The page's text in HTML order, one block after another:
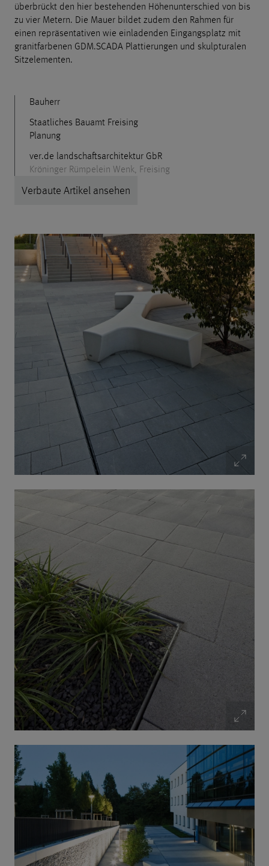
überbrückt den hier bestehenden Höhenunterschied von bis
zu vier Metern. Die Mauer bildet zudem den Rahmen für
einen repräsentativen wie einladenden Eingangsplatz mit
granitfarbenen GDM.SCADA Plattierungen und skulpturalen
Sitzelementen.
Bauherr
Staatliches Bauamt Freising
Planung
ver.de landschaftsarchitektur GbR
Kröninger Rümpelein Wenk, Freising
Verbaute Artikel ansehen